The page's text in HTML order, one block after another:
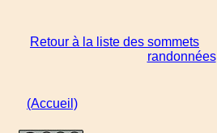
Retour à la liste des sommets
randonnées
(Accueil)